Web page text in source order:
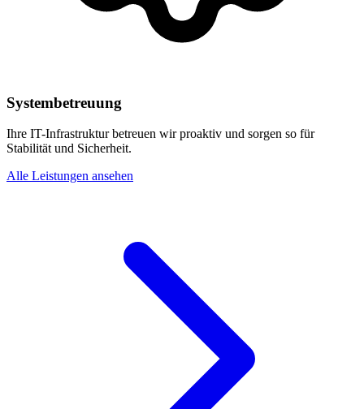
Systembetreuung
Ihre IT-Infrastruktur betreuen wir proaktiv und sorgen so für
Stabilität und Sicherheit.
Alle Leistungen ansehen